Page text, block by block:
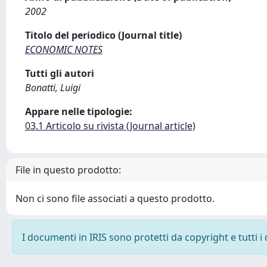
2002
Titolo del periodico (Journal title)
ECONOMIC NOTES
Tutti gli autori
Bonatti, Luigi
Appare nelle tipologie:
03.1 Articolo su rivista (Journal article)
File in questo prodotto:
Non ci sono file associati a questo prodotto.
I documenti in IRIS sono protetti da copyright e tutti